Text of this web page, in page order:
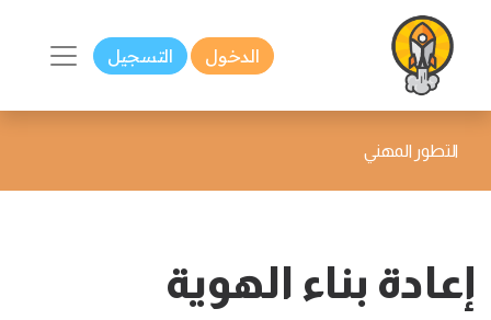
الدخول التسجيل
التطور المهني
إعادة بناء الهوية